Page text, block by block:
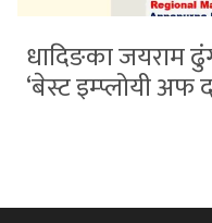
धादिङका जयराम
‘बेस्ट इम्प्लोयी अफ